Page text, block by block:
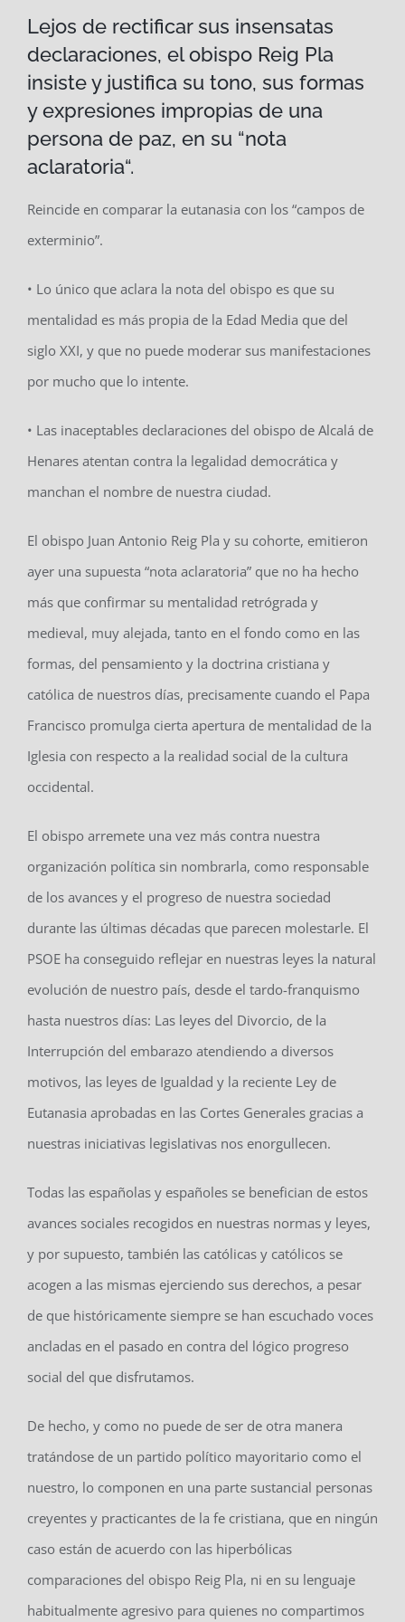
Lejos de rectificar sus insensatas
declaraciones, el obispo Reig Pla
insiste y justifica su tono, sus formas
y expresiones impropias de una
persona de paz, en su “nota
aclaratoria“.
Reincide en comparar la eutanasia con los “campos de
exterminio”.
• Lo único que aclara la nota del obispo es que su
mentalidad es más propia de la Edad Media que del
siglo XXI, y que no puede moderar sus manifestaciones
por mucho que lo intente.
• Las inaceptables declaraciones del obispo de Alcalá de
Henares atentan contra la legalidad democrática y
manchan el nombre de nuestra ciudad.
El obispo Juan Antonio Reig Pla y su cohorte, emitieron
ayer una supuesta “nota aclaratoria” que no ha hecho
más que confirmar su mentalidad retrógrada y
medieval, muy alejada, tanto en el fondo como en las
formas, del pensamiento y la doctrina cristiana y
católica de nuestros días, precisamente cuando el Papa
Francisco promulga cierta apertura de mentalidad de la
Iglesia con respecto a la realidad social de la cultura
occidental.
El obispo arremete una vez más contra nuestra
organización política sin nombrarla, como responsable
de los avances y el progreso de nuestra sociedad
durante las últimas décadas que parecen molestarle. El
PSOE ha conseguido reflejar en nuestras leyes la natural
evolución de nuestro país, desde el tardo-franquismo
hasta nuestros días: Las leyes del Divorcio, de la
Interrupción del embarazo atendiendo a diversos
motivos, las leyes de Igualdad y la reciente Ley de
Eutanasia aprobadas en las Cortes Generales gracias a
nuestras iniciativas legislativas nos enorgullecen.
Todas las españolas y españoles se benefician de estos
avances sociales recogidos en nuestras normas y leyes,
y por supuesto, también las católicas y católicos se
acogen a las mismas ejerciendo sus derechos, a pesar
de que históricamente siempre se han escuchado voces
ancladas en el pasado en contra del lógico progreso
social del que disfrutamos.
De hecho, y como no puede de ser de otra manera
tratándose de un partido político mayoritario como el
nuestro, lo componen en una parte sustancial personas
creyentes y practicantes de la fe cristiana, que en ningún
caso están de acuerdo con las hiperbólicas
comparaciones del obispo Reig Pla, ni en su lenguaje
habitualmente agresivo para quienes no compartimos